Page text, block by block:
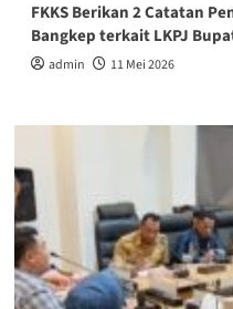
FKKS Berikan 2 Catatan
Bangkep terkait LKPJ
admin 11 Mei 2026